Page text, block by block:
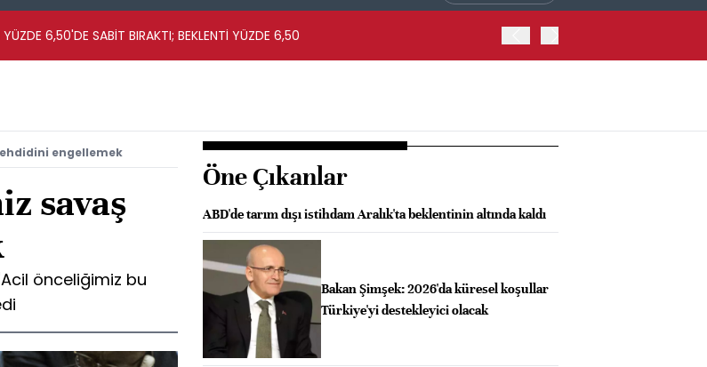
6,50'DE SABİT BIRAKTI; BEKLENTİ YÜZDE 6,50
engellemek
savaş
önceliğimiz bu
Öne Çıkanlar
ABD'de tarım dışı istihdam Aralık'ta beklentinin altında kaldı
Bakan Şimşek: 2026'da küresel koşullar
Türkiye'yi destekleyici olacak